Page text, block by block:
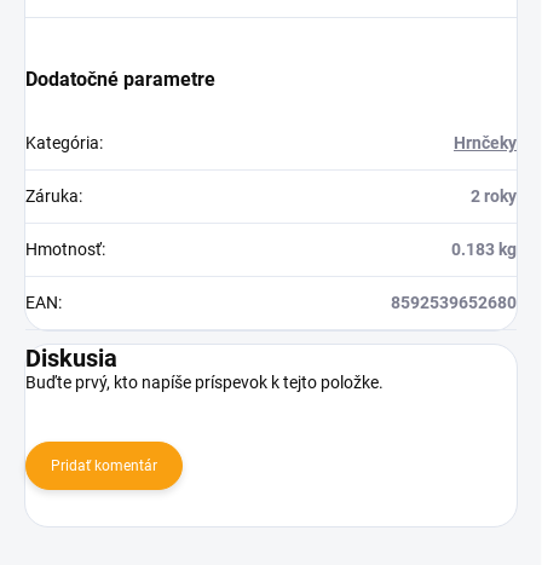
Dodatočné parametre
Kategória: Hrnčeky
Záruka: 2 roky
Hmotnosť: 0.183 kg
EAN: 8592539652680
Diskusia
Buďte prvý, kto napíše príspevok k tejto položke.
Pridať komentár